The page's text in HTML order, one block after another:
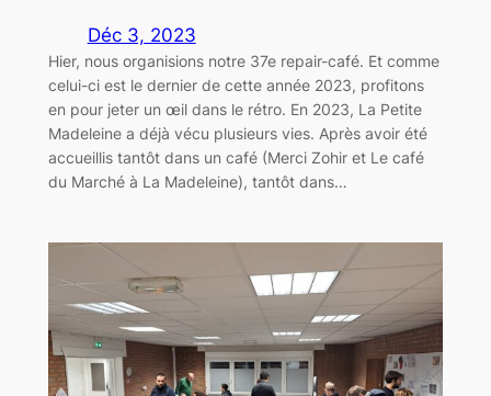
Déc 3, 2023
Hier, nous organisions notre 37e repair-café. Et comme
celui-ci est le dernier de cette année 2023, profitons
en pour jeter un œil dans le rétro. En 2023, La Petite
Madeleine a déjà vécu plusieurs vies. Après avoir été
accueillis tantôt dans un café (Merci Zohir et Le café
du Marché à La Madeleine), tantôt dans…